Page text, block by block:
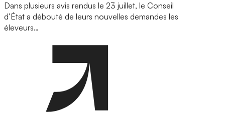
Dans plusieurs avis rendus le 23 juillet, le Conseil
d’État a débouté de leurs nouvelles demandes les
éleveurs…